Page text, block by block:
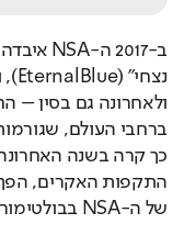
ב-2017 ה-NSA איבדה
כך קרה בשנה
של ה-NSA בבולטימור.